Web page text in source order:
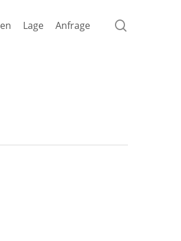
Lage Anfrage